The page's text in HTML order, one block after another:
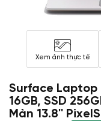
Xem ảnh thực tế
Surface Laptop
16GB, SSD
Màn 13.8''